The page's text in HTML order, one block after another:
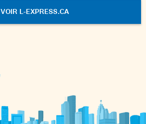
VOIR L-EXPRESS.CA